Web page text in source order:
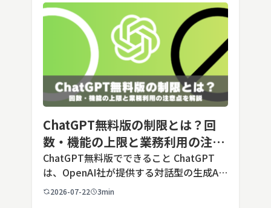
ChatGPT無料版の制限とは？回
数・機能の上限と業務利用の注意
点を解説【2026年最新】
ChatGPT無料版でできること ChatGPT
は、OpenAI社が提供する対話型の生成AI
サービスです。アカウントを登録すれば無
2026-07-22 3min